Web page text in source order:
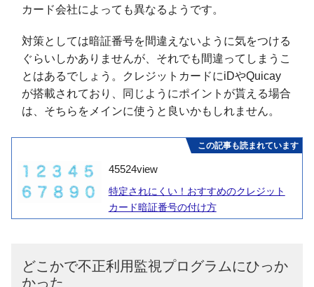
カード会社によっても異なるようです。
対策としては暗証番号を間違えないように気をつける
ぐらいしかありませんが、それでも間違ってしまうこ
とはあるでしょう。クレジットカードにiDやQuicay
が搭載されており、同じようにポイントが貰える場合
は、そちらをメインに使うと良いかもしれません。
この記事も読まれています
45524view
特定されにくい！おすすめのクレジット
カード暗証番号の付け方
どこかで不正利用監視プログラムにひっか
かった